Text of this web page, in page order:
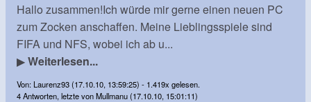
Hallo zusammen!Ich würde mir gerne einen neuen PC
zum Zocken anschaffen. Meine Lieblingsspiele sind
FIFA und NFS, wobei ich ab u...
▶Weiterlesen...
Von: Laurenz93 (17.10.10, 13:59:25) - 1.419x gelesen.
4 Antworten, letzte von Mullmanu (17.10.10, 15:01:11)